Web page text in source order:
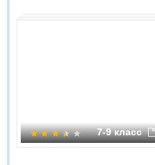
7-9 класс